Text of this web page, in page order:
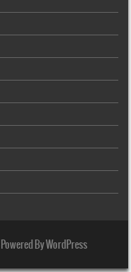
Powered By WordPress